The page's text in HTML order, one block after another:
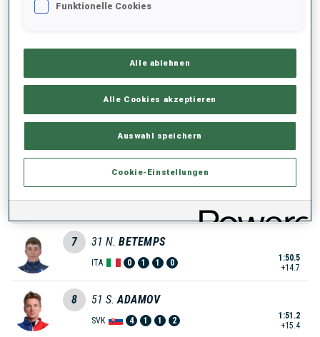
3 40 V. CERVENKA
NEDZA-KUBINIEC
1:47.8
5 115 S. SUPRUN
+13.7
6 101 S. PANTTILA
1:50.0
7 31 N. BETEMPS
ITA 0 1 1 0
1:50.5
+14.7
8 51 S. ADAMOV
SVK 4 1 1 2
1:51.2
+15.4
Funktionelle Cookies
Alle ablehnen
Alle Cookies akzeptieren
Auswahl speichern
Cookie-Einstellungen